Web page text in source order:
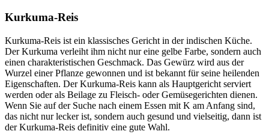
Kurkuma-Reis
Kurkuma-Reis ist ein klassisches Gericht in der indischen Küche.
Der Kurkuma verleiht ihm nicht nur eine gelbe Farbe, sondern auch
einen charakteristischen Geschmack. Das Gewürz wird aus der
Wurzel einer Pflanze gewonnen und ist bekannt für seine heilenden
Eigenschaften. Der Kurkuma-Reis kann als Hauptgericht serviert
werden oder als Beilage zu Fleisch- oder Gemüsegerichten dienen.
Wenn Sie auf der Suche nach einem Essen mit K am Anfang sind,
das nicht nur lecker ist, sondern auch gesund und vielseitig, dann ist
der Kurkuma-Reis definitiv eine gute Wahl.